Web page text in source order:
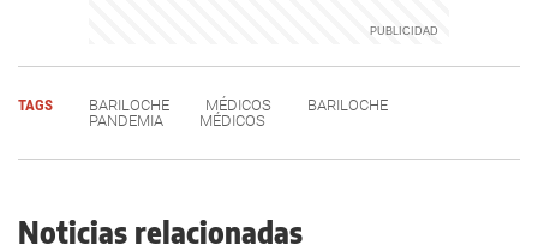
TAGS BARILOCHE MÉDICOS
BARILOCHE
PANDEMIA
MÉDICOS
Noticias relacionadas